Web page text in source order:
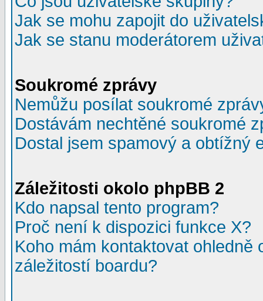
Jak se mohu zapojit do
Jak se stanu moderátorem
Soukromé zprávy
Nemůžu posílat soukromé
Dostávám nechtěné soukromé
Dostal jsem spamový a obtížný
Záležitosti okolo phpBB 2
Kdo napsal tento program?
Proč není k dispozici funkce X?
Koho mám kontaktovat
záležitostí boardu?